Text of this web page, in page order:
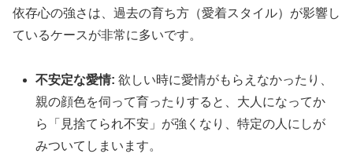
依存心の強さは、過去の育ち方（愛着スタイル）が影響し
ているケースが非常に多いです。
不安定な愛情: 欲しい時に愛情がもらえなかったり、
親の顔色を伺って育ったりすると、大人になってか
ら「見捨てられ不安」が強くなり、特定の人にしが
みついてしまいます。